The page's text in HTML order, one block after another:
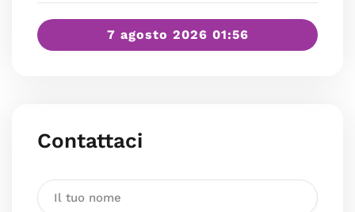
7 agosto 2026 01:56
Contattaci